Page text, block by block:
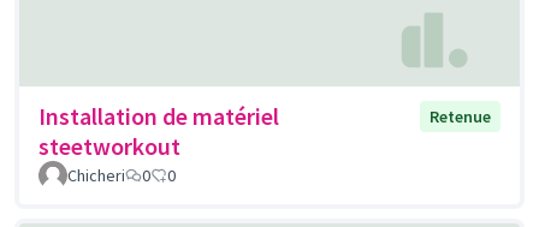
Installation de matériel
steetworkout
Retenue
Chicheri 0 0